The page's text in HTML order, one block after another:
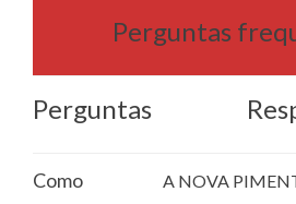
Perguntas
Perguntas
Como
A NOVA